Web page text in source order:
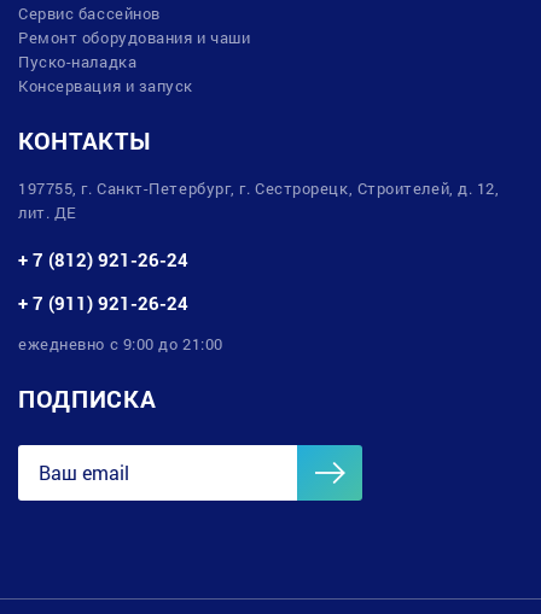
Сервис бассейнов
Ремонт оборудования и чаши
Пуско-наладка
Консервация и запуск
КОНТАКТЫ
197755, г. Санкт-Петербург, г. Сестрорецк, Строителей, д. 12,
лит. ДЕ
+ 7 (812) 921-26-24
+ 7 (911) 921-26-24
ежедневно с 9:00 до 21:00
ПОДПИСКА